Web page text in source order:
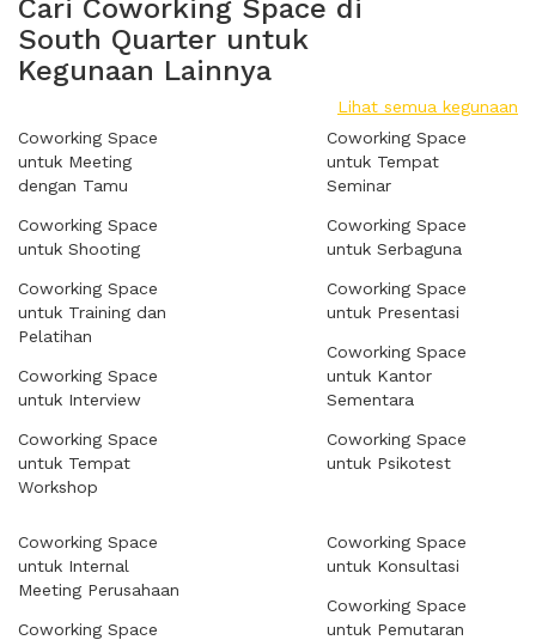
Cari Coworking Space di
South Quarter untuk
Kegunaan Lainnya
Lihat semua kegunaan
Coworking Space
untuk Meeting
dengan Tamu
Coworking Space
untuk Shooting
Coworking Space
untuk Training dan
Pelatihan
Coworking Space
untuk Interview
Coworking Space
untuk Tempat
Workshop
Coworking Space
untuk Tempat
Seminar
Coworking Space
untuk Serbaguna
Coworking Space
untuk Presentasi
Coworking Space
untuk Kantor
Sementara
Coworking Space
untuk Psikotest
Coworking Space
untuk Internal
Meeting Perusahaan
Coworking Space
Coworking Space
untuk Konsultasi
Coworking Space
untuk Pemutaran